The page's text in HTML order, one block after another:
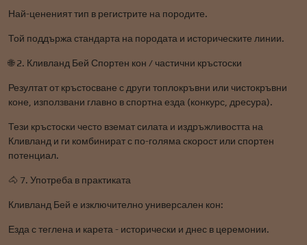
Най-цененият тип в регистрите на породите.
Той поддържа стандарта на породата и историческите линии.
🌐 2. Кливланд Бей Спортен кон / частични кръстоски
Резултат от кръстосване с други топлокръвни или чистокръвни
коне, използвани главно в спортна езда (конкурс, дресура).
Тези кръстоски често вземат силата и издръжливостта на
Кливланд и ги комбинират с по-голяма скорост или спортен
потенциал.
🐴 7. Употреба в практиката
Кливланд Бей е изключително универсален кон:
Езда с теглена и карета - исторически и днес в церемонии.